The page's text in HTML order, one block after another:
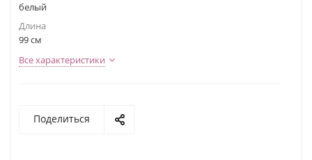
белый
Длина
99 см
Все характеристики
Поделиться